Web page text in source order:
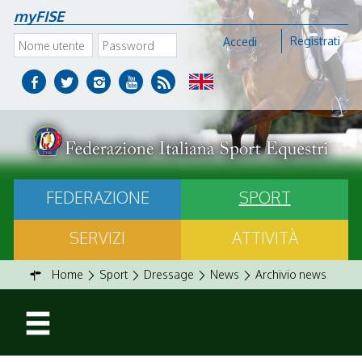
myFISE
Accedi Registrati
FEDERAZIONE
SPORT
SERVIZI
ATTIVITÀ
Home Sport Dressage News Archivio news